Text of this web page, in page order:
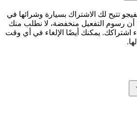
تتيح لك الاشتراك بسيارة وشرائها في
أن رسوم التفعيل منخفضة، لا نطلب منك
اشتراكك. يمكنك أيضًا الإلغاء في أي وقت